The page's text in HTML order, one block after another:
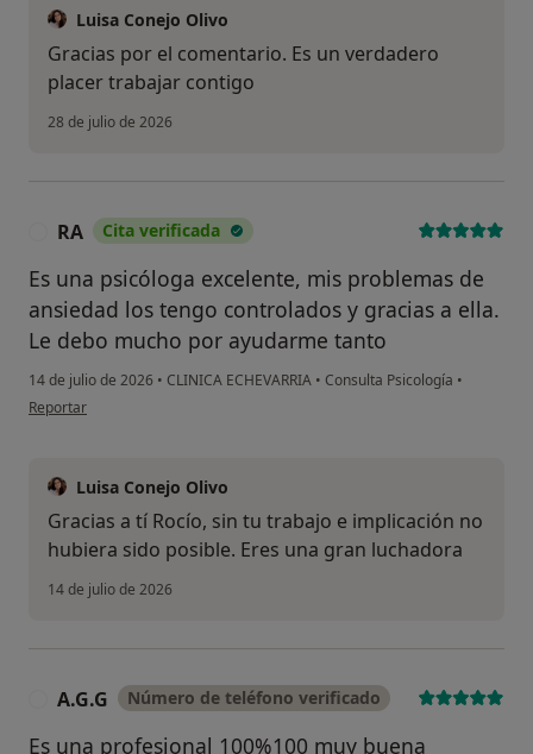
Luisa Conejo Olivo
Gracias por el comentario. Es un verdadero
placer trabajar contigo
28 de julio de 2026
RA Cita verificada
Es una psicóloga excelente, mis problemas de
ansiedad los tengo controlados y gracias a ella.
Le debo mucho por ayudarme tanto
14 de julio de 2026 • CLINICA ECHEVARRIA • Consulta Psicología •
en opinión del usuario RA
Reportar
Luisa Conejo Olivo
Gracias a tí Rocío, sin tu trabajo e implicación no
hubiera sido posible. Eres una gran luchadora
14 de julio de 2026
A.G.G Número de teléfono verificado
Es una profesional 100%100 muy buena